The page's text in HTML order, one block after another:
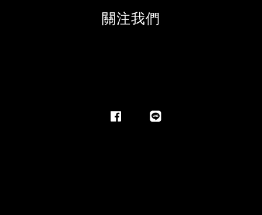
關注我們